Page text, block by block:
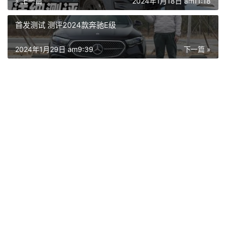
首发测试 测评2024款奔驰E级
下一篇 »
2024年1月29日 am9:39